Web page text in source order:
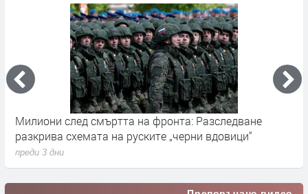
Милиони след смъртта на фронта: Разследване
разкрива схемата на руските „черни вдовици“
преди 3 дни